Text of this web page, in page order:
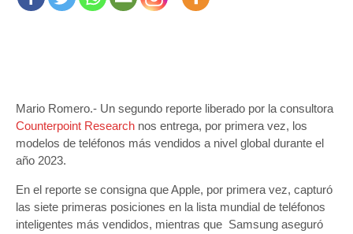
Mario Romero.- Un segundo reporte liberado por la consultora
Counterpoint Research nos entrega, por primera vez, los
modelos de teléfonos más vendidos a nivel global durante el
año 2023.
En el reporte se consigna que Apple, por primera vez, capturó
las siete primeras posiciones en la lista mundial de teléfonos
inteligentes más vendidos, mientras que Samsung aseguró